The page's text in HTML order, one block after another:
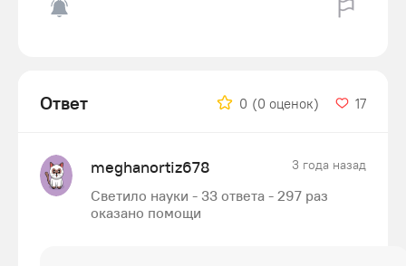
Ответ 0 (0 оценок) 17
meghanortiz678 3 года назад
Светило науки - 33 ответа - 297 раз
оказано помощи